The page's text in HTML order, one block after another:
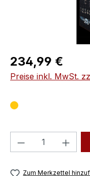
Regulärer Preis:
234,99 €
Preise inkl. MwSt.
Produkt
Zum Merkzettel